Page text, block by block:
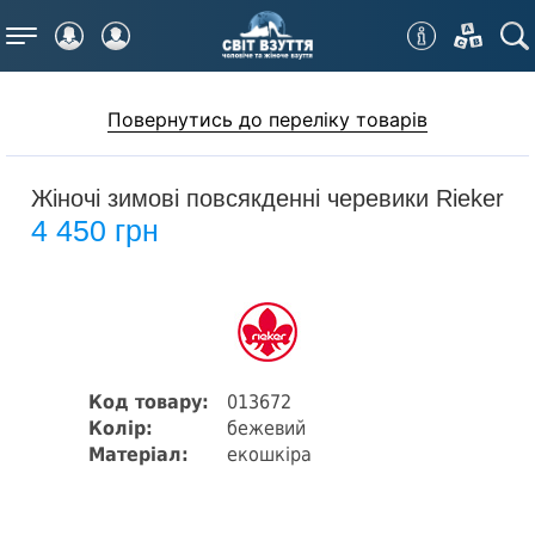
Меню
Повернутись до переліку товарів
Жіночі зимові повсякденні черевики Rieker
4 450 грн
Код товару:
013672
Колір:
бежевий
Матеріал:
екошкіра